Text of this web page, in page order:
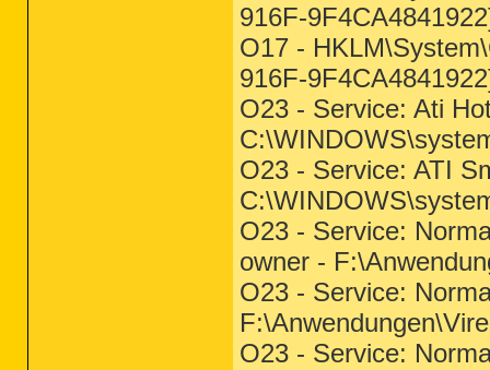
916F-
O17 -
916F-
O23 - Service: Ati
O23 - Service: ATI
O23 - Service:
owner -
O23 - Service:
O23 - Service: